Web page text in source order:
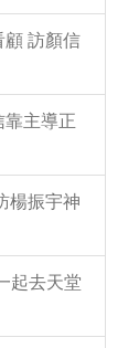
顧 訪顏信
靠主導正
楊振宇神
起去天堂